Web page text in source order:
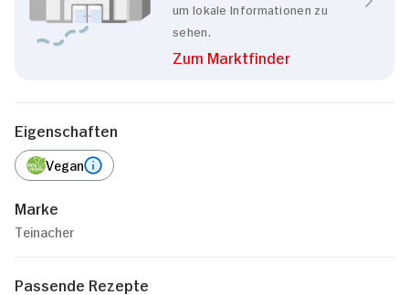
um lokale Informationen zu
sehen.
Zum Marktfinder
Eigenschaften
Vegan
Marke
Teinacher
Passende Rezepte